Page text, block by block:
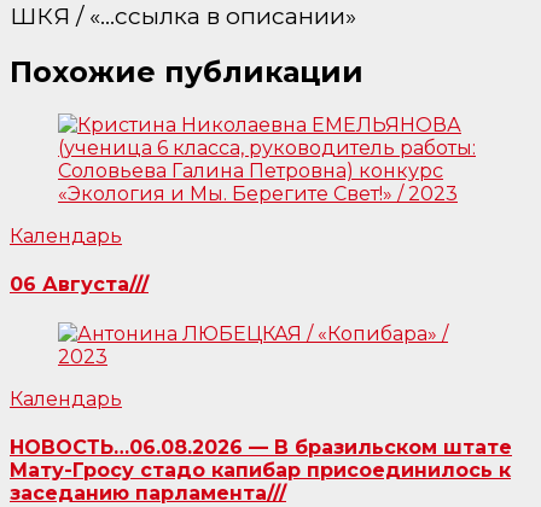
ШКЯ / «…ссылка в описании»
Похожие публикации
Календарь
06 Августа///
Календарь
НОВОСТЬ…06.08.2026 — В бразильском штате
Мату-Гросу стадо капибар присоединилось к
заседанию парламента///